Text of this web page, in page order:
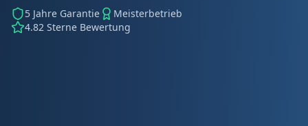
5 Jahre Garantie
Meisterbetrieb
4.82 Sterne Bewertung